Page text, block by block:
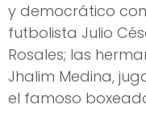
y democrático
futbolista Julio
Rosales; las
Jhalim Medina,
el famoso